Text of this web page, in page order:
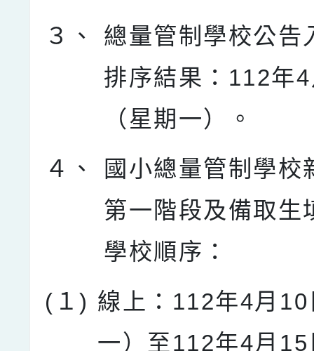
３、
總量管制學校公告
排序結果：112年
（星期一）。
４、
國小總量管制學校
第一階段及備取生
學校順序：
(１) 線上：112年4月
一）至112年4月